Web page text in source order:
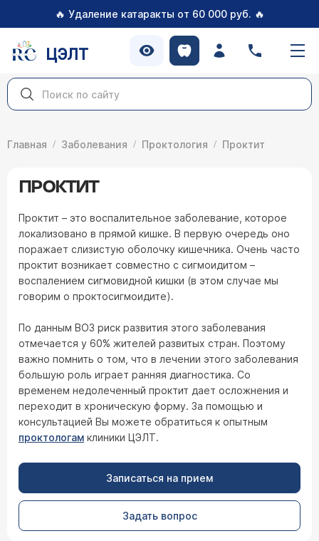
🔥 Удаление катаракты от 60 000 руб. 🔥
ЦЭЛТ
Главная Заболевания Проктология Проктит
ПРОКТИТ
Проктит – это воспалительное заболевание, которое
локализовано в прямой кишке. В первую очередь оно
поражает слизистую оболочку кишечника. Очень часто
проктит возникает совместно с сигмоидитом –
воспалением сигмовидной кишки (в этом случае мы
говорим о проктосигмоидите).
По данным ВОЗ риск развития этого заболевания
отмечается у 60% жителей развитых стран. Поэтому
важно помнить о том, что в лечении этого заболевания
большую роль играет ранняя диагностика. Со
временем недолеченный проктит дает осложнения и
переходит в хроническую форму. За помощью и
консультацией Вы можете обратиться к опытным
проктологам клиники ЦЭЛТ.
Записаться на прием
Задать вопрос